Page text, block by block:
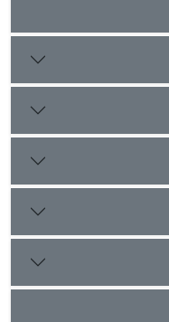
گرفته است. از این‌رو،
مربوط به دوره‌بندی
مورخان عثمانی و
هفت‌گانه برای تاریخ
عین حال این ادوار به
مختلف تقسیم می‌شوند
تاریخی، روند کلی